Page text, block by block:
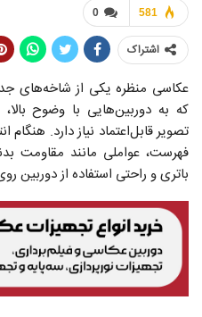
0 581
اشتراک
عکاسی منظره یکی از شاخه‌های
که به دوربین‌هایی با وضوح
تصویر قابل‌اعتماد نیاز دارد.
فهرست، عواملی مانند مقاومت
باتری و راحتی استفاده از دوربین